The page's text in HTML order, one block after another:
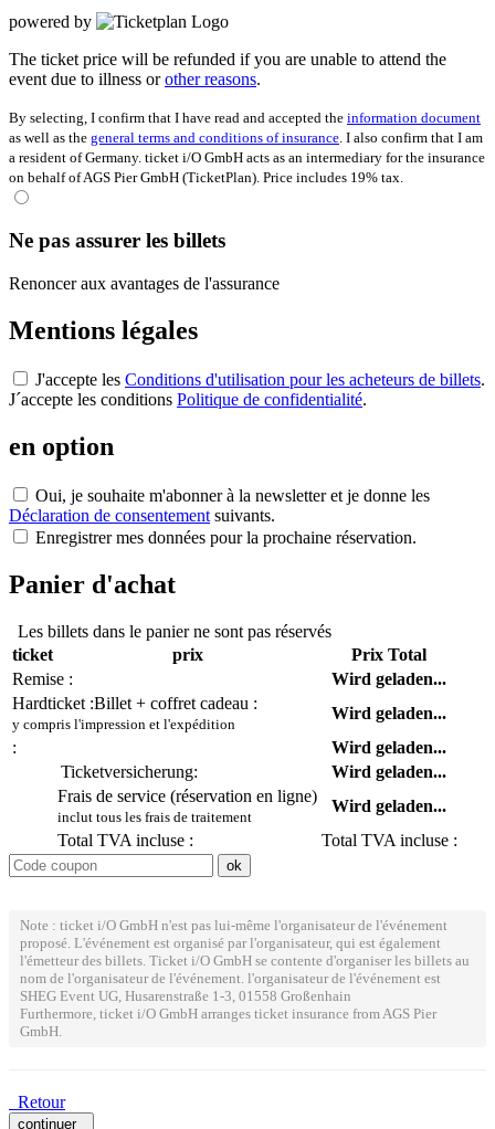
powered by
The ticket price will be refunded if you are unable to attend the
event due to illness orother reasons.
By selecting, I confirm that I have read and accepted the information document
as well as the general terms and conditions of insurance . I also confirm that I am
a resident of Germany. ticket i/O GmbH acts as an intermediary for the insurance
on behalf of AGS Pier GmbH (TicketPlan). Price includes 19% tax.
Ne pas assurer les billets
Renoncer aux avantages de l'assurance
Mentions légales
J'accepte les Conditions d'utilisation pour les acheteurs de billets.
J´accepte les conditions Politique de confidentialité.
en option
Oui, je souhaite m'abonner à la newsletter et je donne les
Déclaration de consentement suivants.
Enregistrer mes données pour la prochaine réservation.
Panier d'achat
Les billets dans le panier ne sont pas réservés
ticket
prix
Prix Total
Remise :
Wird geladen...
Hardticket :Billet + coffret cadeau :
y compris l'impression et l'expédition
Wird geladen...
:
Wird geladen...
Ticketversicherung:
Wird geladen...
Frais de service (réservation en ligne)
inclut tous les frais de traitement
Wird geladen...
Total TVA incluse :
Total TVA incluse :
Note : ticket i/O GmbH n'est pas lui-même l'organisateur de l'événement
proposé. L'événement est organisé par l'organisateur, qui est également
l'émetteur des billets. Ticket i/O GmbH se contente d'organiser les billets au
nom de l'organisateur de l'événement. l'organisateur de l'événement est
SHEG Event UG, Husarenstraße 1-3, 01558 Großenhain
Furthermore, ticket i/O GmbH arranges ticket insurance from AGS Pier
GmbH.
Retour
continuer